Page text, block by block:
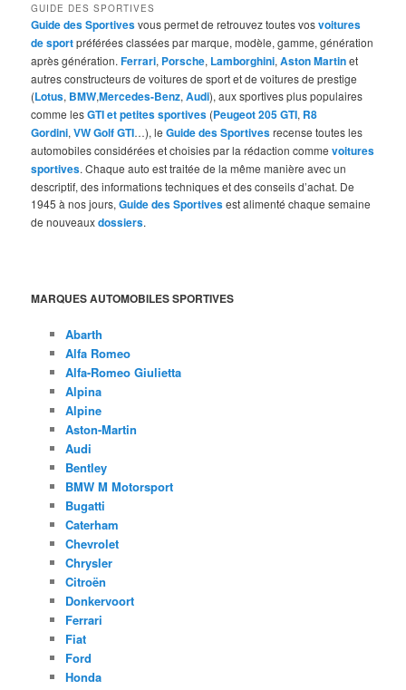
GUIDE DES SPORTIVES
Guide des Sportivesvous permet de retrouvez toutes vosvoitures
de sportpréférées classées par marque, modèle, gamme, génération
après génération.Ferrari, Porsche, Lamborghini,Aston Martinet
autres constructeurs de voitures de sport et de voitures de prestige
(Lotus, BMW,Mercedes-Benz,Audi), aux sportives plus populaires
comme lesGTI et petites sportives (Peugeot 205 GTI, R8
Gordini,VW Golf GTI…), leGuide des Sportivesrecense toutes les
automobiles considérées et choisies par la rédaction commevoitures
sportives. Chaque auto est traitée de la même manière avec un
descriptif, des informations techniques et des conseils d’achat. De
1945 à nos jours,Guide des Sportivesest alimenté chaque semaine
de nouveauxdossiers.
MARQUES AUTOMOBILES SPORTIVES
Abarth
Alfa Romeo
Alfa-Romeo Giulietta
Alpina
Alpine
Aston-Martin
Audi
Bentley
BMW M Motorsport
Bugatti
Caterham
Chevrolet
Chrysler
Citroën
Donkervoort
Ferrari
Fiat
Ford
Honda